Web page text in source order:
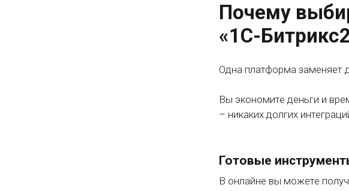
Почему
«1С-
Одна платформа заменяет
Вы экономите деньги и
– никаких долгих
Готовые
В онлайне вы можете